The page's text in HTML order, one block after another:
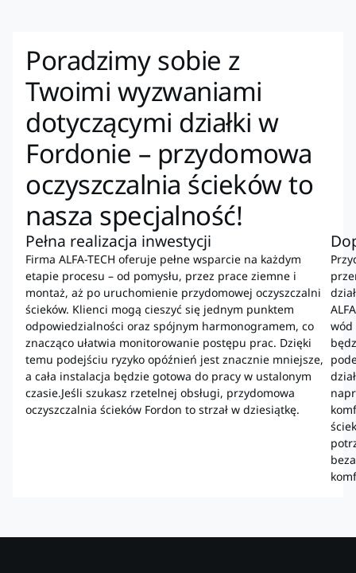
Poradzimy sobie z
Twoimi wyzwaniami
dotyczącymi działki w
Fordonie – przydomowa
oczyszczalnia ścieków to
nasza specjalność!
Pełna realizacja inwestycji
Firma ALFA-TECH oferuje pełne wsparcie na każdym
etapie procesu – od pomysłu, przez prace ziemne i
montaż, aż po uruchomienie przydomowej oczyszczalni
ścieków. Klienci mogą cieszyć się jednym punktem
odpowiedzialności oraz spójnym harmonogramem, co
znacząco ułatwia monitorowanie postępu prac. Dzięki
temu podejściu ryzyko opóźnień jest znacznie mniejsze,
a cała instalacja będzie gotowa do pracy w ustalonym
czasie.Jeśli szukasz rzetelnej obsługi, przydomowa
oczyszczalnia ścieków Fordon to strzał w dziesiątkę.
wód